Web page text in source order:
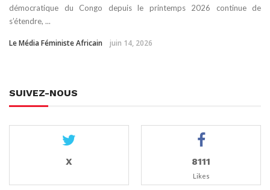
démocratique du Congo depuis le printemps 2026 continue de
s’étendre, ...
Le Média Féministe Africain juin 14, 2026
SUIVEZ-NOUS
X 8111
Likes